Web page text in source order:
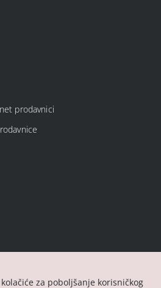
za poboljšanje korisničkog
prodavnici